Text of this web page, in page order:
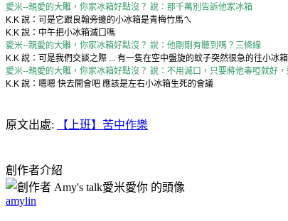
愛米--親愛的大雕，你家冰箱好點沒？ 說：那千萬別告訴他家冰箱
K.K 說：可是它跟良翰旁邊的小冰箱是青梅竹馬ㄟ
K.K 說：中午把小冰箱滅口嗎
愛米--親愛的大雕，你家冰箱好點沒？ 說：他剛剛有聽到嗎？三條線
K.K 說：可是我們交談之際 ... 有一隻在空中盤旋的蚊子突然很急的往小冰箱
愛米--親愛的大雕，你家冰箱好點沒？ 說：不用滅口，只要將他毒啞就好
K.K 說：嗯嗯 快去開會吧 應該是左右小冰箱生死的會議
原文出處: 【上班】苦中作樂
創作者介紹
amylin